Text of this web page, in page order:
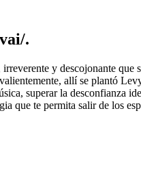
.
y descojonante
allí se plantó
superar la desconfianza
que te permita salir de los